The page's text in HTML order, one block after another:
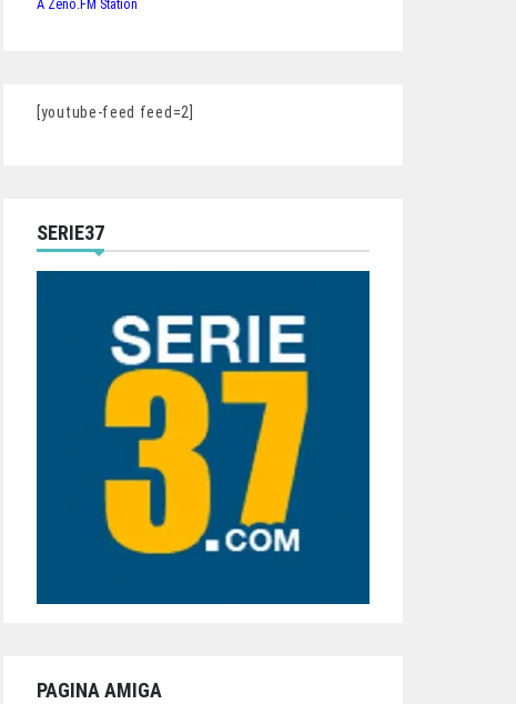
A Zeno.FM Station
[youtube-feed feed=2]
SERIE37
PAGINA AMIGA